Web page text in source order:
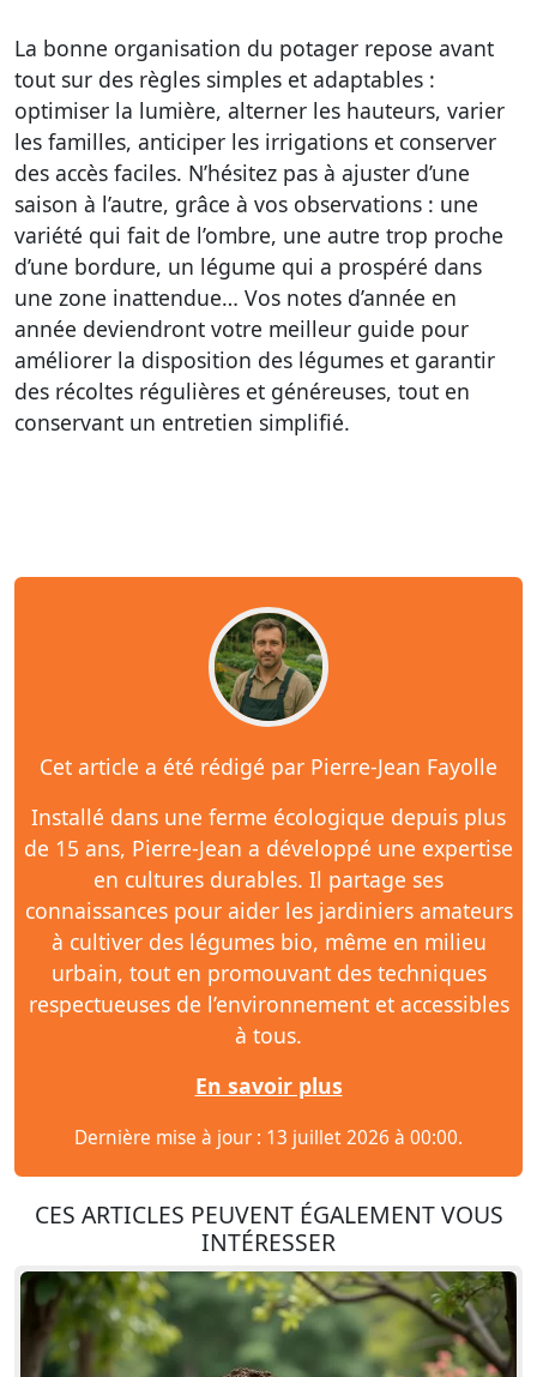
La bonne organisation du potager repose avant
tout sur des règles simples et adaptables :
optimiser la lumière, alterner les hauteurs, varier
les familles, anticiper les irrigations et conserver
des accès faciles. N’hésitez pas à ajuster d’une
saison à l’autre, grâce à vos observations : une
variété qui fait de l’ombre, une autre trop proche
d’une bordure, un légume qui a prospéré dans
une zone inattendue… Vos notes d’année en
année deviendront votre meilleur guide pour
améliorer la disposition des légumes et garantir
des récoltes régulières et généreuses, tout en
conservant un entretien simplifié.
Cet article a été rédigé par Pierre-Jean Fayolle
Installé dans une ferme écologique depuis plus
de 15 ans, Pierre-Jean a développé une expertise
en cultures durables. Il partage ses
connaissances pour aider les jardiniers amateurs
à cultiver des légumes bio, même en milieu
urbain, tout en promouvant des techniques
respectueuses de l’environnement et accessibles
à tous.
En savoir plus
Dernière mise à jour : 13 juillet 2026 à 00:00.
CES ARTICLES PEUVENT ÉGALEMENT VOUS
INTÉRESSER